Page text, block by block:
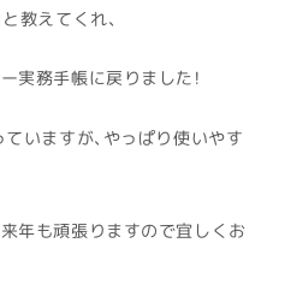
と教えてくれ、
実務手帳に戻りました！
いますが、やっぱり使いやす
年も頑張りますので宜しくお